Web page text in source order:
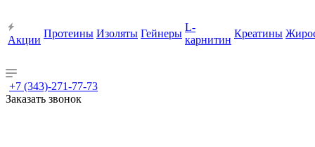
Акции
Протеины Изоляты Гейнеры
L-
карнитин
Креатины
+7 (343)-271-77-73
Заказать звонок